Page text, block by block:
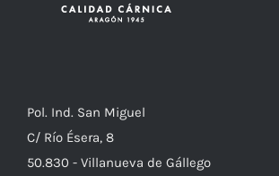
Pol. Ind. San Miguel
C/ Río Ésera, 8
50.830 - Villanueva de Gállego